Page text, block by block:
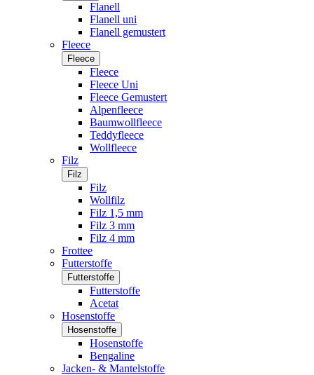
Flanell
Flanell uni
Flanell gemustert
Fleece
Fleece
Fleece
Fleece Uni
Fleece Gemustert
Alpenfleece
Baumwollfleece
Teddyfleece
Wollfleece
Filz
Filz
Filz
Wollfilz
Filz 1,5 mm
Filz 3 mm
Filz 4 mm
Frottee
Futterstoffe
Futterstoffe
Futterstoffe
Acetat
Hosenstoffe
Hosenstoffe
Hosenstoffe
Bengaline
Jacken- & Mantelstoffe